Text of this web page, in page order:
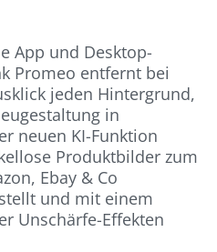
App und Desktop-
Promeo entfernt bei
jeden Hintergrund,
in
neuen KI-Funktion
Produktbilder zum
Ebay & Co
und mit einem
Unschärfe-Effekten